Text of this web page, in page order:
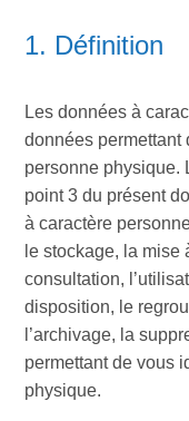
1. Définition
Les données à
données permettant
personne physique.
point 3 du présent
à caractère
le stockage, la mise
consultation,
disposition, le
l’archivage, la
permettant de vous
physique.